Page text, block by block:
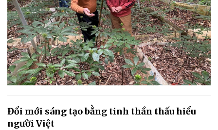
Đổi mới sáng tạo bằng tinh thần thấu hiểu
người Việt